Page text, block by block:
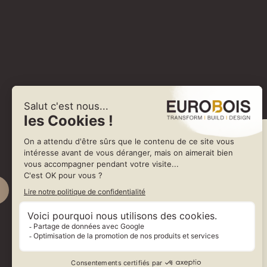
ANIMATIONS
DES WORLDSKILLS